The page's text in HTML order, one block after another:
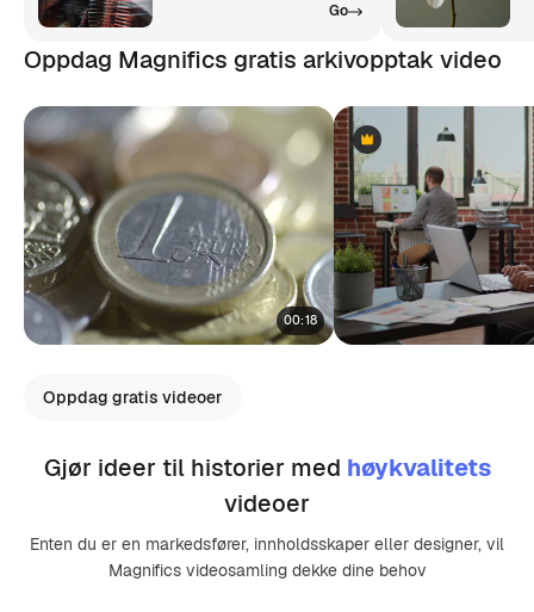
Go
Oppdag Magnifics gratis arkivopptak video
00:18
Premium
Premium
Oppdag gratis videoer
Gjør ideer til historier med høykvalitets
videoer
Enten du er en markedsfører, innholdsskaper eller designer, vil
Magnifics videosamling dekke dine behov